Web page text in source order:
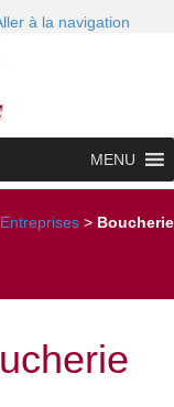
à la navigation
MENU
Entreprises > Boucherie